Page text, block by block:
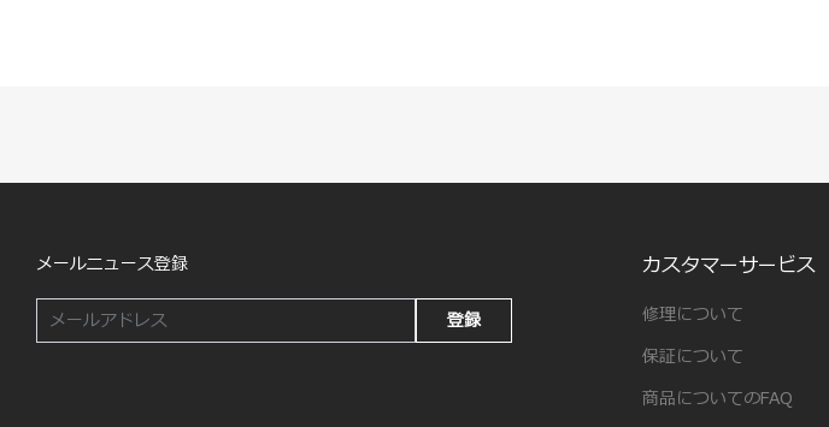
メールニュース登録
登録
カスタマーサービス
修理について
保証について
商品についてのFAQ